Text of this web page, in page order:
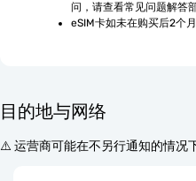
问，请查看常见问题解答部
eSIM卡如未在购买后2个
目的地与网络
⚠️ 运营商可能在不另行通知的情况